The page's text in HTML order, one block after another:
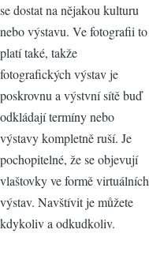
se dostat na nějakou kulturu
nebo výstavu. Ve fotografii to
platí také, takže
fotografických výstav je
poskrovnu a výstvní sítě buď
odkládají termíny nebo
výstavy kompletně ruší. Je
pochopitelné, že se objevují
vlaštovky ve formě virtuálních
výstav. Navštívit je můžete
kdykoliv a odkudkoliv.